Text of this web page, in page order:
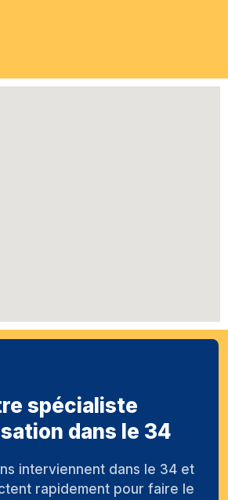
spécialiste
dans le 34
interviennent dans le 34 et
rapidement pour faire le